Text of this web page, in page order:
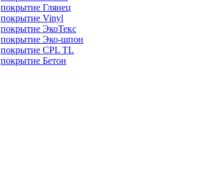
покрытие Глянец
покрытие Vinyl
покрытие ЭкоТекс
покрытие Эко-шпон
покрытие CPL TL
покрытие Бетон